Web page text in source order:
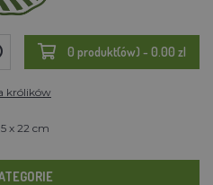
0 produkt(ów) - 0.00 zl
królików
x 22 cm